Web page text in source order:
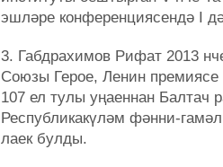
эшләре конференциясендә I
3. Габдрахимов Рифат 2013
Союзы Герое, Ленин
107 ел тулы уңаеннан Балтач
Республикакүләм фәнни-
лаек булды.